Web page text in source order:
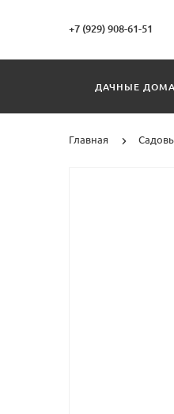
+7 (929) 908-61-51
ДАЧНЫЕ ДОМА
Главная